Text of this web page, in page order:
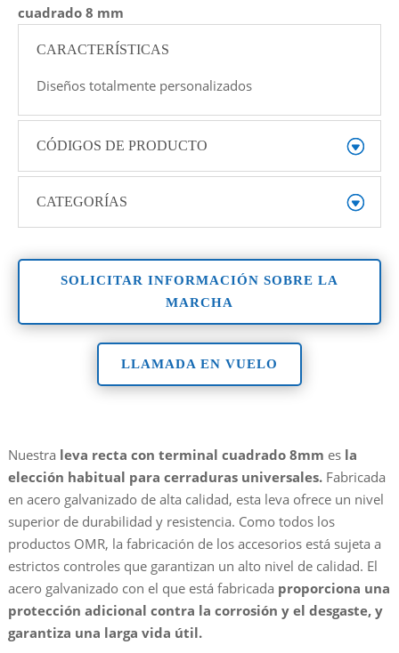
cuadrado 8 mm
CARACTERÍSTICAS
Diseños totalmente personalizados
CÓDIGOS DE PRODUCTO
CATEGORÍAS
SOLICITAR INFORMACIÓN SOBRE LA
MARCHA
LLAMADA EN VUELO
Nuestra leva recta con terminal cuadrado 8mm esla
elección habitual para cerraduras universales.Fabricada
en acero galvanizado de alta calidad, esta leva ofrece un nivel
superior de durabilidad y resistencia. Como todos los
productos OMR, la fabricación de los accesorios está sujeta a
estrictos controles que garantizan un alto nivel de calidad. El
acero galvanizado con el que está fabricada proporciona una
protección adicional contra la corrosión y el desgaste, y
garantiza una larga vida útil.